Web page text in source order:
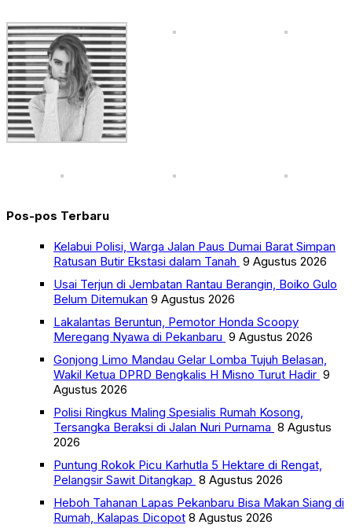
Pos-pos Terbaru
Kelabui Polisi, Warga Jalan Paus Dumai Barat Simpan
Ratusan Butir Ekstasi dalam Tanah 9 Agustus 2026
Usai Terjun di Jembatan Rantau Berangin, Boiko Gulo
Belum Ditemukan 9 Agustus 2026
Lakalantas Beruntun, Pemotor Honda Scoopy
Meregang Nyawa di Pekanbaru 9 Agustus 2026
Gonjong Limo Mandau Gelar Lomba Tujuh Belasan,
Wakil Ketua DPRD Bengkalis H Misno Turut Hadir 9
Agustus 2026
Polisi Ringkus Maling Spesialis Rumah Kosong,
Tersangka Beraksi di Jalan Nuri Purnama 8 Agustus
2026
Puntung Rokok Picu Karhutla 5 Hektare di Rengat,
Pelangsir Sawit Ditangkap 8 Agustus 2026
Heboh Tahanan Lapas Pekanbaru Bisa Makan Siang di
Rumah, Kalapas Dicopot 8 Agustus 2026